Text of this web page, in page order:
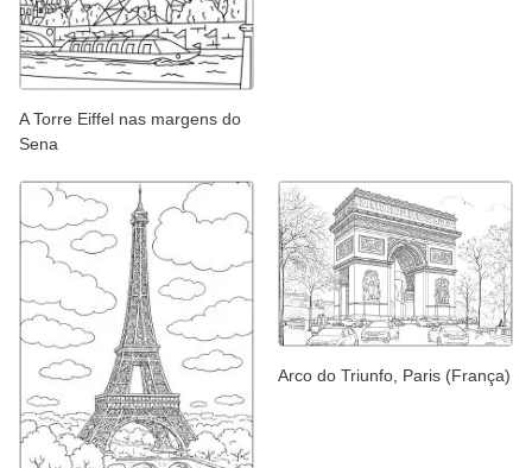
A Torre Eiffel nas margens do
Sena
Arco do Triunfo, Paris (França)